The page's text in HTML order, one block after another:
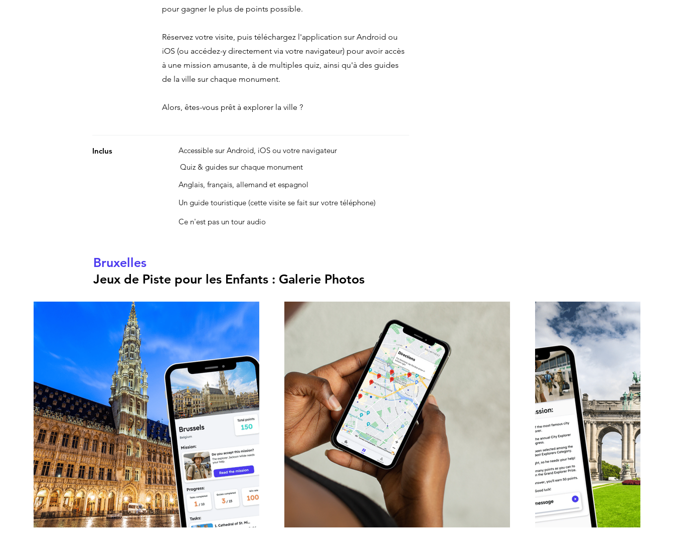
pour gagner le plus de points possible.
Réservez votre visite, puis téléchargez l'application sur Android ou
iOS (ou accédez-y directement via votre navigateur) pour avoir accès
à une mission amusante, à de multiples quiz, ainsi qu'à des guides
de la ville sur chaque monument.
Alors, êtes-vous prêt à explorer la ville ?
Inclus
Accessible sur Android, iOS ou votre navigateur
Quiz & guides sur chaque monument
Anglais, français, allemand et espagnol
Un guide touristique (cette visite se fait sur votre téléphone)
Ce n'est pas un tour audio
Bruxelles
Jeux de Piste pour les Enfants : Galerie Photos